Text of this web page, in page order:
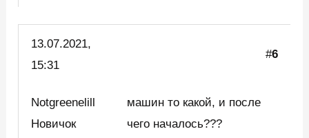
13.07.2021,
15:31
#6
Notgreenelill
Новичок
машин то какой, и после
чего началось???